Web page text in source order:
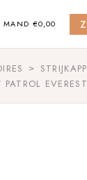
MAND €0,00
PATROL EVEREST